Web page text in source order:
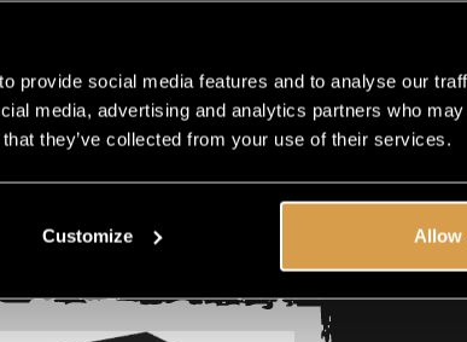
provide social media features and to analyse our
media, advertising and analytics partners who
they’ve collected from your use of their services.
Customize Allow